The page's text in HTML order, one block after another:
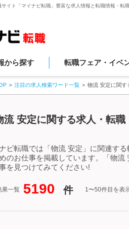
イト「マイナビ転職」豊富な求人情報と転職情報・転
から探す 転職フェア・イベ
注目の求人検索ワード一覧 物流 安定に関す
流 安定に関する求人・転
ビ転職では「物流 安定」に関連す
のお仕事を掲載しています。「物
を見つけてみてください!
果一覧 5190 件 1〜50件目を表